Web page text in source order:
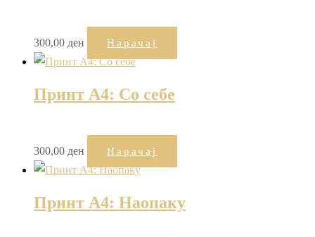
300,00 ден Нарачај
Принт А4: Со себе
300,00 ден Нарачај
Принт А4: Наопаку